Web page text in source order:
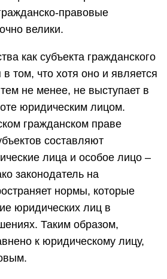
правовые
велики.
как субъекта гражданского
том, что хотя оно и является
не менее, не выступает в
юридическим лицом.
гражданском праве
составляют
лица и особое лицо –
законодатель на
нормы, которые
юридических лиц в
Таким образом,
к юридическому лицу,